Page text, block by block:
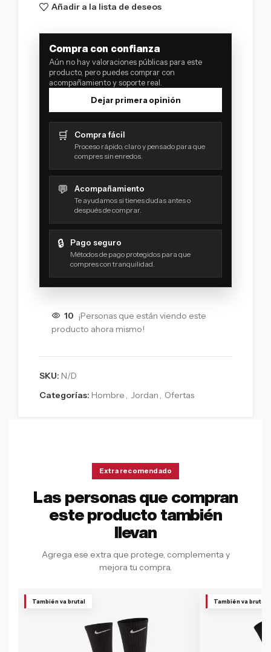
Añadir a la lista de deseos
Compra con confianza
Aún no hay valoraciones públicas para este
producto, pero puedes comprar con
acompañamiento y soporte real.
Dejar primera opinión
🛒 Compra fácil
Proceso rápido, claro y pensado para que
compres sin enredos.
💬 Acompañamiento
Te ayudamos si tienes dudas antes o
después de comprar.
🔒 Pago seguro
Métodos de pago protegidos para que
compres con tranquilidad.
10 ¡Personas que están viendo este
producto ahora mismo!
SKU: N/D
Categorías: Hombre , Jordan , Ofertas
Extra recomendado
Las personas que compran
este producto también
llevan
Agrega ese extra que protege, complementa y
mejora tu compra.
También va brutal También va brutal